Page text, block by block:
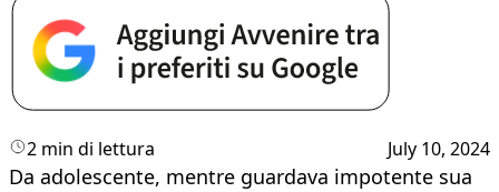
2 min di lettura July 10, 2024
Da adolescente, mentre guardava impotente sua